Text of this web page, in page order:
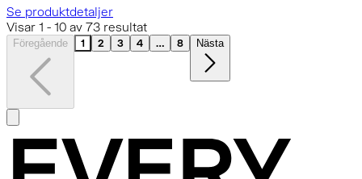
Se produktdetaljer
Visar 1 - 10 av 73 resultat
Föregående 1 2 3 4 ... 8 Nästa